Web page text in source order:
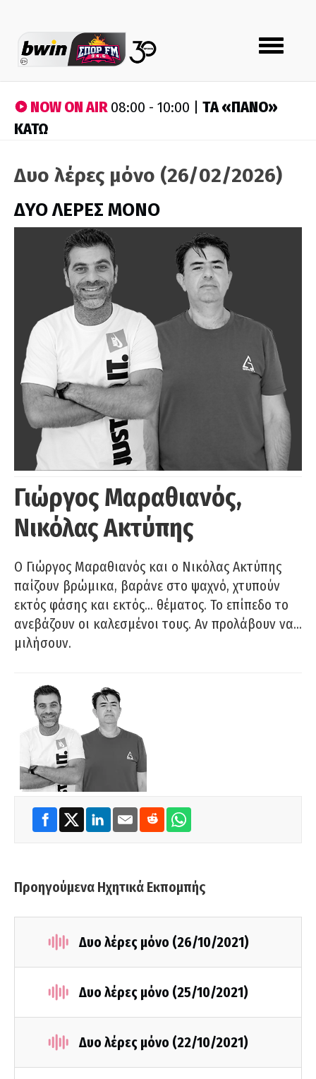
Toggle
navigation
NOW ON AIR08:00 - 10:00 | ΤA «ΠΑΝΟ»
ΚΑΤΩ
Δυο λέρες μόνο (26/02/2026)
ΔΥΟ ΛΕΡΕΣ ΜΟΝΟ
Γιώργος Μαραθιανός,
Νικόλας Ακτύπης
Ο Γιώργος Μαραθιανός και ο Νικόλας Ακτύπης
παίζουν βρώμικα, βαράνε στο ψαχνό, χτυπούν
εκτός φάσης και εκτός… θέματος. Το επίπεδο το
ανεβάζουν οι καλεσμένοι τους. Αν προλάβουν να…
μιλήσουν.
Προηγούμενα Ηχητικά Εκπομπής
Δυο λέρες μόνο (26/10/2021)
Δυο λέρες μόνο (25/10/2021)
Δυο λέρες μόνο (22/10/2021)